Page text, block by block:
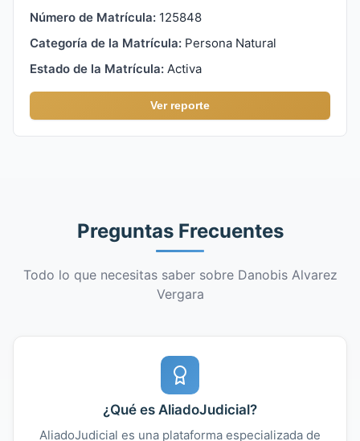
Número de Matrícula: 125848
Categoría de la Matrícula: Persona Natural
Estado de la Matrícula: Activa
Ver reporte
Preguntas Frecuentes
Todo lo que necesitas saber sobre Danobis Alvarez
Vergara
¿Qué es AliadoJudicial?
AliadoJudicial es una plataforma especializada de